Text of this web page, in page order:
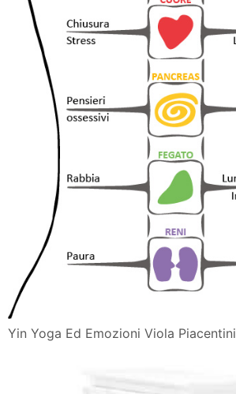
Yin Yoga Ed Emozioni Viola Piacentini